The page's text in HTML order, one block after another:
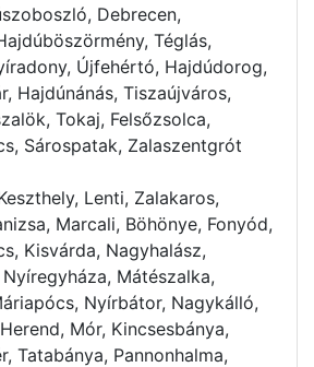
Debrecen,
Téglás,
Újfehértó, Hajdúdorog,
Hajdúnánás, Tiszaújváros,
Tokaj, Felsőzsolca,
Sárospatak, Zalaszentgrót
Lenti, Zalakaros,
Marcali, Böhönye, Fonyód,
Kisvárda, Nagyhalász,
Mátészalka,
Nyírbátor, Nagykálló,
Mór, Kincsesbánya,
Tatabánya, Pannonhalma,